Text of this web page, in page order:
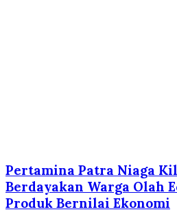
Pertamina Patra Niaga
Berdayakan Warga Olah
Produk Bernilai Ekonomi